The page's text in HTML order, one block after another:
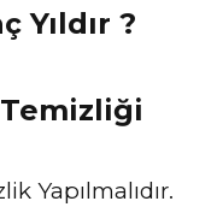
Yıldır ?
Yapılmalıdır.